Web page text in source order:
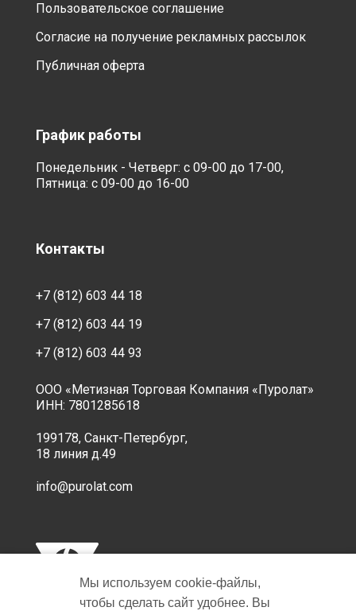
Пользовательское соглашение
Согласие на получение рекламных рассылок
Публичная оферта
График работы
Понедельник - Четверг: с 09-00 до 17-00,
Пятница: с 09-00 до 16-00
Контакты
+7 (812) 603 44 18
+7 (812) 603 44 19
+7 (812) 603 44 93
ООО «Метизная Торговая Компания «Пуролат»
ИНН: 7801285618
199178, Санкт-Петербург,
18 линия д.49
info@purolat.com
Мы используем cookie‑файлы,
чтобы сделать сайт удобнее. Вы